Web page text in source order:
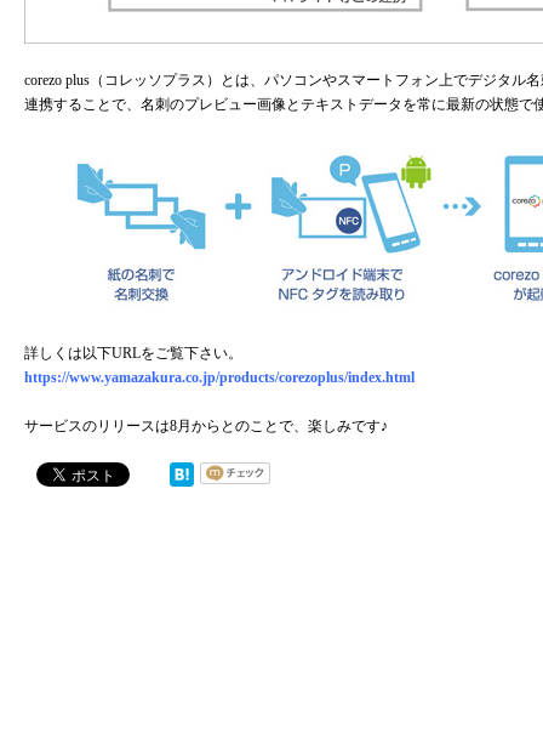
corezo plus（コレッソプラス）とは、パソコンやスマートフォン上でデジタル
連携することで、名刺のプレビュー画像とテキストデータを常に最新の状態で
詳しくは以下URLをご覧下さい。
https://www.yamazakura.co.jp/products/corezoplus/index.html
サービスのリリースは8月からとのことで、楽しみです♪